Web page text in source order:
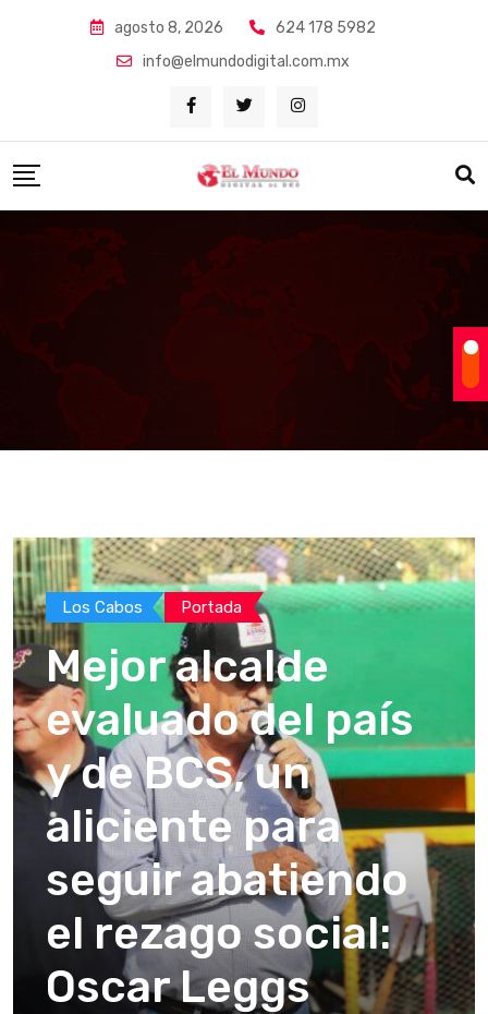
agosto 8, 2026
624 178 5982
info@elmundodigital.com.mx
Los Cabos Portada
Mejor alcalde
evaluado del país
y de BCS, un
aliciente para
seguir abatiendo
el rezago social:
Oscar Leggs